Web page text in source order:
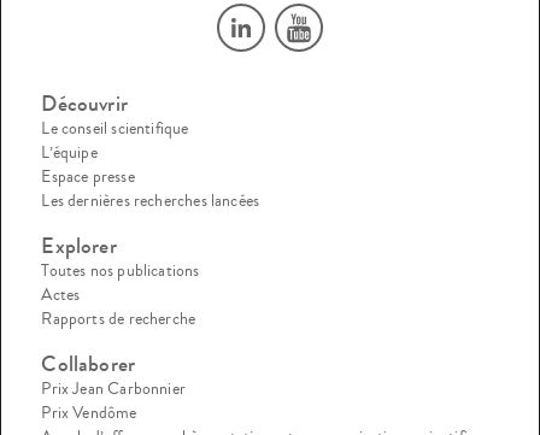
Découvrir
Le conseil scientifique
L’équipe
Espace presse
Les dernières recherches lancées
Explorer
Toutes nos publications
Actes
Rapports de recherche
Collaborer
Prix Jean Carbonnier
Prix Vendôme